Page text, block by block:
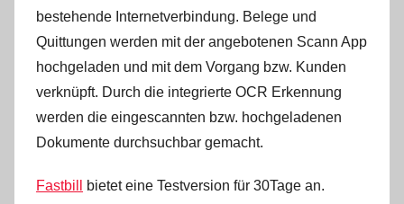
bestehende Internetverbindung. Belege und
Quittungen werden mit der angebotenen Scann App
hochgeladen und mit dem Vorgang bzw. Kunden
verknüpft. Durch die integrierte OCR Erkennung
werden die eingescannten bzw. hochgeladenen
Dokumente durchsuchbar gemacht.
Fastbill
bietet eine Testversion für 30Tage an.